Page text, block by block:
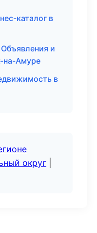
каталог в
и
на-Амуре
в
округ